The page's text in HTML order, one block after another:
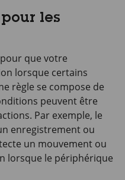
les
que votre
lorsque certains
règle se compose de
peuvent être
Par exemple, le
enregistrement ou
un mouvement ou
lorsque le périphérique